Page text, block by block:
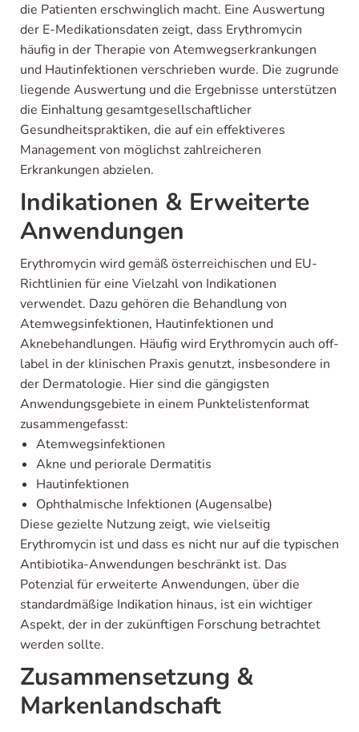
die Patienten erschwinglich macht. Eine Auswertung
der E-Medikationsdaten zeigt, dass Erythromycin
häufig in der Therapie von Atemwegserkrankungen
und Hautinfektionen verschrieben wurde. Die zugrunde
liegende Auswertung und die Ergebnisse unterstützen
die Einhaltung gesamtgesellschaftlicher
Gesundheitspraktiken, die auf ein effektiveres
Management von möglichst zahlreicheren
Erkrankungen abzielen.
Indikationen & Erweiterte
Anwendungen
Erythromycin wird gemäß österreichischen und EU-
Richtlinien für eine Vielzahl von Indikationen
verwendet. Dazu gehören die Behandlung von
Atemwegsinfektionen, Hautinfektionen und
Aknebehandlungen. Häufig wird Erythromycin auch off-
label in der klinischen Praxis genutzt, insbesondere in
der Dermatologie. Hier sind die gängigsten
Anwendungsgebiete in einem Punktelistenformat
zusammengefasst:
Atemwegsinfektionen
Akne und periorale Dermatitis
Hautinfektionen
Ophthalmische Infektionen (Augensalbe)
Diese gezielte Nutzung zeigt, wie vielseitig
Erythromycin ist und dass es nicht nur auf die typischen
Antibiotika-Anwendungen beschränkt ist. Das
Potenzial für erweiterte Anwendungen, über die
standardmäßige Indikation hinaus, ist ein wichtiger
Aspekt, der in der zukünftigen Forschung betrachtet
werden sollte.
Zusammensetzung &
Markenlandschaft